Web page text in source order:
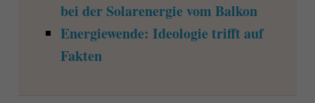
bei der Solarenergie vom Balkon
Energiewende: Ideologie trifft auf
Fakten